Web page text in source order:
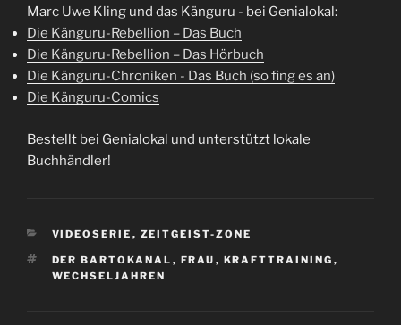
Marc Uwe Kling und das Känguru - bei Genialokal:
Die Känguru-Rebellion – Das Buch
Die Känguru-Rebellion – Das Hörbuch
Die Känguru-Chroniken - Das Buch (so fing es an)
Die Känguru-Comics
Bestellt bei Genialokal und unterstützt lokale
Buchhändler!
KATEGORIEN
VIDEOSERIE , ZEITGEIST-ZONE
SCHLAGWÖRTER
DER BARTOKANAL , FRAU , KRAFTTRAINING ,
WECHSELJAHREN